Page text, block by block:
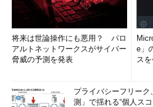
将来は世論操作にも悪用？ パロ
アルトネットワークスがサイバー
脅威の予測を発表
e」
ス
プライバシーフリー
測」で揺れる“個人ス